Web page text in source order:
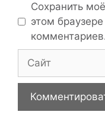
Сохранить
этом